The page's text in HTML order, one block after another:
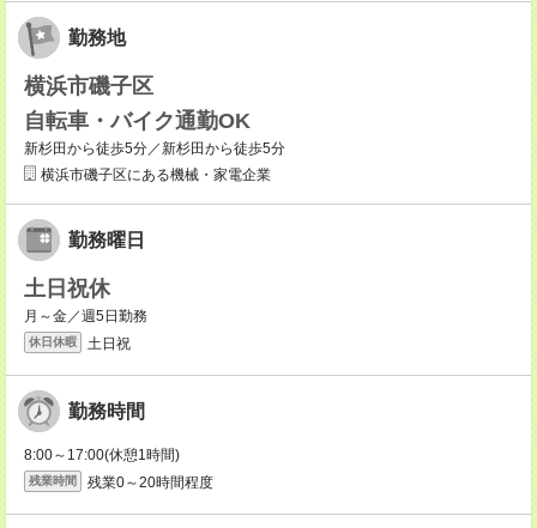
勤務地
横浜市磯子区
自転車・バイク通勤OK
新杉田から徒歩5分／新杉田から徒歩5分
横浜市磯子区にある機械・家電企業
勤務曜日
土日祝休
月～金／週5日勤務
休日休暇 土日祝
勤務時間
8:00～17:00(休憩1時間)
残業時間 残業0～20時間程度